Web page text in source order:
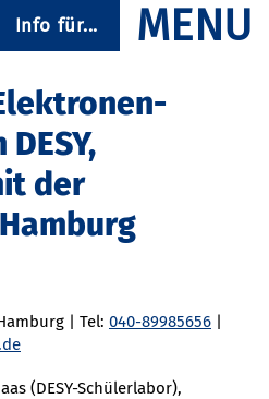
Info für...
der
| Tel: 040-89985656 |
(DESY-Schülerlabor),